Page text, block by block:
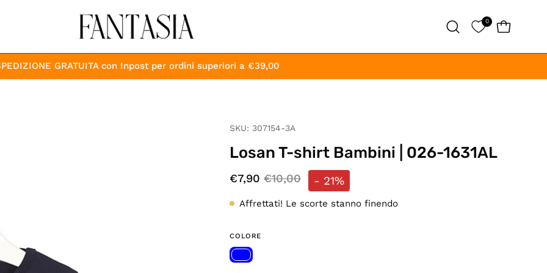
Apri
0
APRI
GRATUITA con Inpost per ordini superiori a €39,00
dell'immagine
SKU: 307154-3A
Losan T-shirt Bambini | 026-1631AL
€7,90 €10,00 - 21%
Affrettati! Le scorte stanno finendo
COLORE